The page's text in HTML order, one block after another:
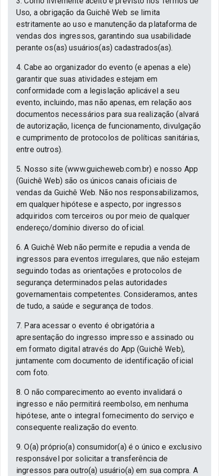
Uso, a obrigação da Guichê Web se limita
estritamente ao uso e manutenção da plataforma de
vendas dos ingressos, garantindo sua usabilidade
perante os(as) usuários(as) cadastrados(as).
4. Cabe ao organizador do evento (e apenas a ele)
garantir que suas atividades estejam em
conformidade com a legislação aplicável a seu
evento, incluindo, mas não apenas, em relação aos
documentos necessários para sua realização (alvará
de autorização, licença de funcionamento, divulgação
e cumprimento de protocolos de políticas sanitárias,
entre outros).
5. Nosso site (www.guicheweb.com.br) e nosso App
(Guichê Web) são os únicos canais oficiais de
vendas da Guichê Web. Não nos responsabilizamos,
em qualquer hipótese e aspecto, por ingressos
adquiridos com terceiros ou por meio de qualquer
endereço/domínio diverso do oficial.
6. A Guichê Web não permite e repudia a venda de
ingressos para eventos irregulares, que não estejam
seguindo todas as orientações e protocolos de
segurança determinados pelas autoridades
governamentais competentes. Consideramos, antes
de tudo, a saúde e segurança de todos.
7. Para acessar o evento é obrigatória a
apresentação do ingresso impresso e assinado ou
em formato digital através do App (Guichê Web),
juntamente com documento de identificação oficial
com foto.
8. O não comparecimento ao evento invalidará o
ingresso e não permitirá reembolso, em nenhuma
hipótese, ante o integral fornecimento do serviço e
consequente realização do evento.
9. O(a) próprio(a) consumidor(a) é o único e exclusivo
responsável por solicitar a transferência de
ingressos para outro(a) usuário(a) em sua compra. A